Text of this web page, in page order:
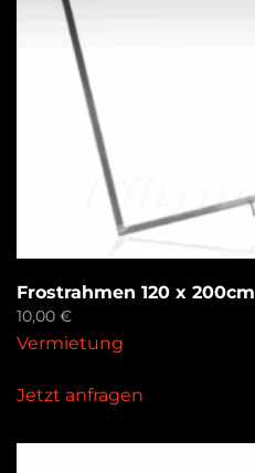
Frostrahmen 120 x 200cm
10,00 €
Vermietung
Jetzt anfragen